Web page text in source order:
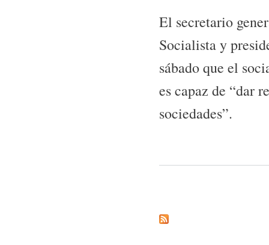
El secretario
Socialista y
sábado que el
es capaz de “dar
sociedades”.